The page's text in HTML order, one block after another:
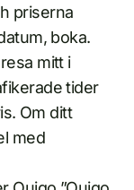
priserna
boka.
mitt i
tider
Om ditt
med